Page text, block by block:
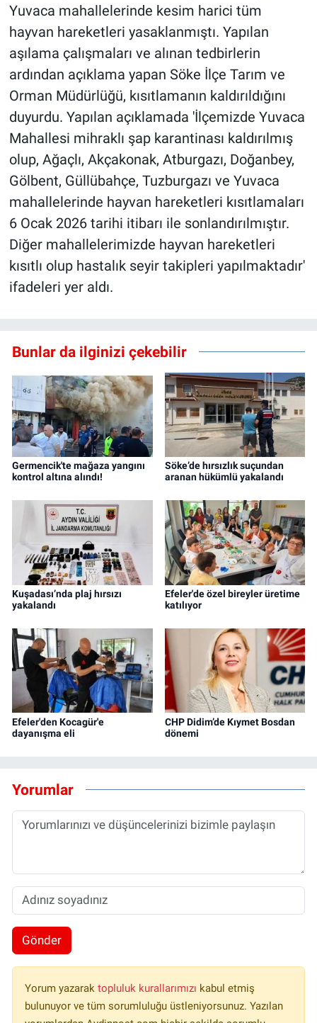
Yuvaca mahallelerinde kesim harici tüm
hayvan hareketleri yasaklanmıştı. Yapılan
aşılama çalışmaları ve alınan tedbirlerin
ardından açıklama yapan Söke İlçe Tarım ve
Orman Müdürlüğü, kısıtlamanın kaldırıldığını
duyurdu. Yapılan açıklamada 'İlçemizde Yuvaca
Mahallesi mihraklı şap karantinası kaldırılmış
olup, Ağaçlı, Akçakonak, Atburgazı, Doğanbey,
Gölbent, Güllübahçe, Tuzburgazı ve Yuvaca
mahallelerinde hayvan hareketleri kısıtlamaları
6 Ocak 2026 tarihi itibarı ile sonlandırılmıştır.
Diğer mahallelerimizde hayvan hareketleri
kısıtlı olup hastalık seyir takipleri yapılmaktadır'
ifadeleri yer aldı.
Bunlar da ilginizi çekebilir
Germencik'te mağaza yangını
kontrol altına alındı!
Söke’de hırsızlık suçundan
aranan hükümlü yakalandı
Kuşadası’nda plaj hırsızı
yakalandı
Efeler'de özel bireyler üretime
katılıyor
Efeler'den Kocagür'e
dayanışma eli
CHP Didim’de Kıymet Bosdan
dönemi
Yorumlar
Gönder
Yorum yazarak topluluk kurallarımızı kabul etmiş
bulunuyor ve tüm sorumluluğu üstleniyorsunuz. Yazılan